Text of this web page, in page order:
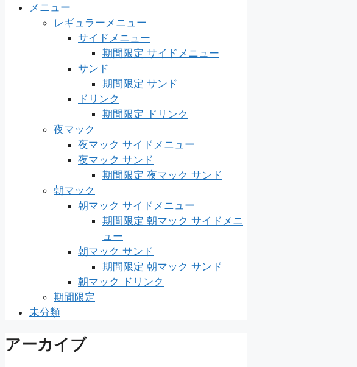
メニュー
レギュラーメニュー
サイドメニュー
期間限定 サイドメニュー
サンド
期間限定 サンド
ドリンク
期間限定 ドリンク
夜マック
夜マック サイドメニュー
夜マック サンド
期間限定 夜マック サンド
朝マック
朝マック サイドメニュー
期間限定 朝マック サイドメニ
ュー
朝マック サンド
期間限定 朝マック サンド
朝マック ドリンク
期間限定
未分類
アーカイブ